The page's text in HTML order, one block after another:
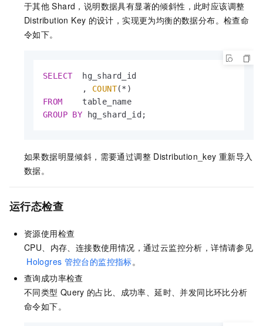
于其他 Shard，说明数据具有显著的倾斜性，此时应该调整
Distribution Key 的设计，实现更为均衡的数据分布。检查命
令如下。
SELECT
  hg_shard_id
        ,
COUNT(*
FROM
GROUP BY hg_shard_id;
如果数据明显倾斜，需要通过调整 Distribution_key 重新导入
数据。
运行态检查
资源使用检查
CPU、内存、连接数使用情况，通过云监控分析，详情请参见
Hologres 管控台的监控指标。
查询成功率检查
不同类型 Query 的占比、成功率、延时、并发同比环比分析
命令如下。